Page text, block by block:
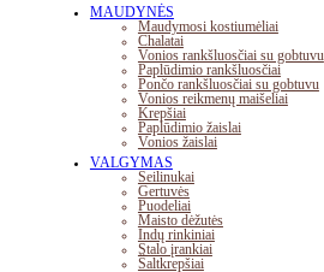
MAUDYNĖS
Maudymosi kostiumėliai
Chalatai
Vonios rankšluosčiai su gobtuvu
Paplūdimio rankšluosčiai
Pončo rankšluosčiai su gobtuvu
Vonios reikmenų maišeliai
Krepšiai
Paplūdimio žaislai
Vonios žaislai
VALGYMAS
Seilinukai
Gertuvės
Puodeliai
Maisto dėžutės
Indų rinkiniai
Stalo įrankiai
Šaltkrepšiai